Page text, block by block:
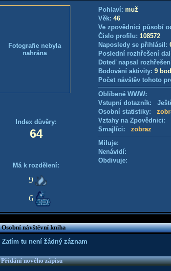
Fotografie nebyla
nahrána
Index důvěry:
64
Má k rozdělení:
9
6
Pohlaví: muž
Věk: 46
Ve zpovědnici působí
Číslo profilu: 108572
Naposledy se přihlásil:
Poslední rozhřešení
Doteď napsal
Bodování aktivity: 9
Počet návštěv tohoto
Oblíbené WWW:
Vstupní dotazník:
Osobní statistiky:
Vztahy na Zpovědnici:
Smajlíci: zobraz
Miluje:
Nenávidí:
Obdivuje:
Osobní návštěvní kniha
Zatím tu není žádný záznam
Přidání nového zápisu